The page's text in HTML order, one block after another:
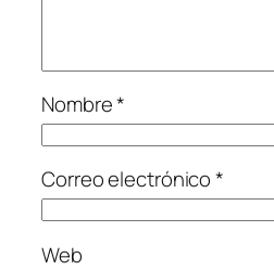
Nombre*
Correo electrónico*
Web